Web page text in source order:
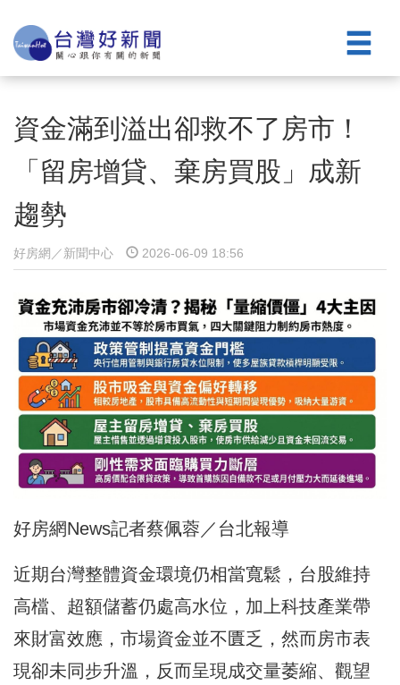
資金滿到溢出卻救不了房市！
「留房增貸、棄房買股」成新
趨勢
好房網／新聞中心 2026-06-09 18:56
好房網News記者蔡佩蓉／台北報導
近期台灣整體資金環境仍相當寬鬆，台股維持
高檔、超額儲蓄仍處高水位，加上科技產業帶
來財富效應，市場資金並不匱乏，然而房市表
現卻未同步升溫，反而呈現成交量萎縮、觀望